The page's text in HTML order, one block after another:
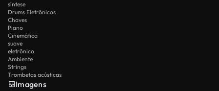
síntese
Drums Eletrônicos
Chaves
Piano
Cinemática
suave
eletrônico
Ambiente
Strings
Trombetas acústicas
Imagens